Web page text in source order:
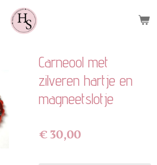
Carneool met
zilveren hartje en
magneetslotje
€ 30,00